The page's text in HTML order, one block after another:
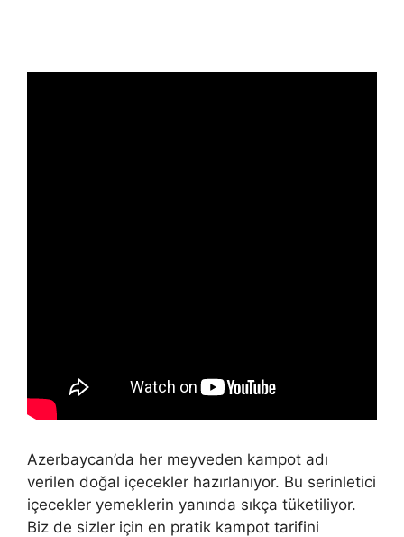
Azerbaycan’da her meyveden kampot adı
verilen doğal içecekler hazırlanıyor. Bu serinletici
içecekler yemeklerin yanında sıkça tüketiliyor.
Biz de sizler için en pratik kampot tarifini